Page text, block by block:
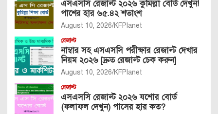
এসএসসি রেজাল্ট ২০২৬ কুমিল্লা বোর্ড দেখুন!
পাশের হার ৬৫.৪২ শতাংশ
August 10, 2026 KFPlanet
রেজাল্ট
নাম্বার সহ এসএসসি পরীক্ষার রেজাল্ট দেখার
নিয়ম ২০২৬ [দ্রুত রেজাল্ট চেক করুন]
August 10, 2026 KFPlanet
রেজাল্ট
এসএসসি রেজাল্ট ২০২৬ যশোর বোর্ড
(ফলাফল দেখুন) পাসের হার কত?